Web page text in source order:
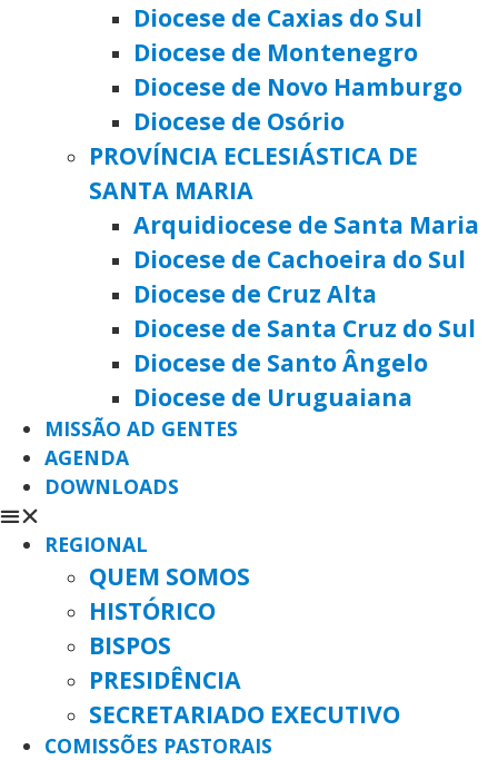
Diocese de Caxias do Sul
Diocese de Montenegro
Diocese de Novo Hamburgo
Diocese de Osório
PROVÍNCIA ECLESIÁSTICA DE
SANTA MARIA
Arquidiocese de Santa Maria
Diocese de Cachoeira do Sul
Diocese de Cruz Alta
Diocese de Santa Cruz do Sul
Diocese de Santo Ângelo
Diocese de Uruguaiana
MISSÃO AD GENTES
AGENDA
DOWNLOADS
REGIONAL
QUEM SOMOS
HISTÓRICO
BISPOS
PRESIDÊNCIA
SECRETARIADO EXECUTIVO
COMISSÕES PASTORAIS